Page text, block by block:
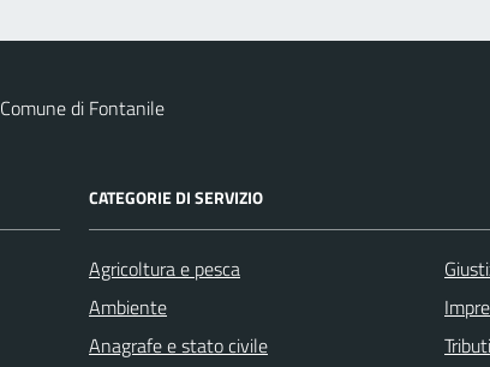
Comune di Fontanile
CATEGORIE DI SERVIZIO
Agricoltura e pesca
Ambiente
Anagrafe e stato civile